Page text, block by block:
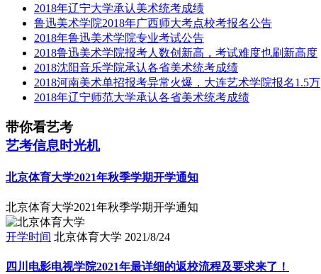
2018年辽宁大学承认美术统考成绩
鲁迅美术学院2018年广西师大考点校考报名公告
2018年鲁迅美术学院专业考试公告
2018鲁迅美术学院报考人数创新高，考试难度也刷新高度
2018沈阳音乐学院承认各省美术统考成绩
2018河南美术单招报考异常火爆，大连艺术学院报名1.5万
2018年辽宁师范大学承认各省美术统考成绩
带你看艺考
艺考信息时光机
北京体育大学2021年秋季学期开学通知
北京体育大学2021年秋季学期开学通知
开学时间 北京体育大学 2021/8/24
四川电影电视学院2021年最详细的返校流程及要求来了！